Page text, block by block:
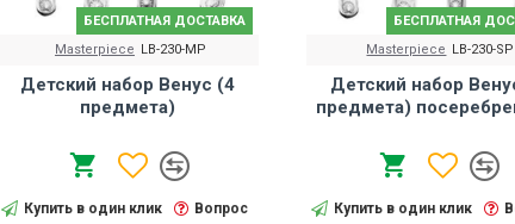
БЕСПЛАТНАЯ ДОСТАВКА
Masterpiece LB-230-MP
Детский набор Венус (4
предмета)
Купить в один клик Вопрос
БЕСПЛАТНАЯ
Masterpiece LB-230-SP
Детский набор
предмета)
Купить в один клик